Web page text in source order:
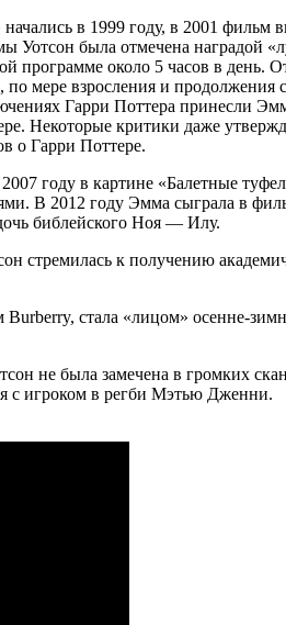
в 1999 году, в 2001
была отмечена наградой
программе около 5 часов в
мере взросления и продолжения
Гарри Поттера принесли
Некоторые критики даже
о Гарри Поттере.
году в картине «Балетные
В 2012 году Эмма сыграла в
библейского Ноя — Илу.
к получению
стала «лицом» осенне-
не была замечена в громких
с игроком в регби Мэтью Дженни.